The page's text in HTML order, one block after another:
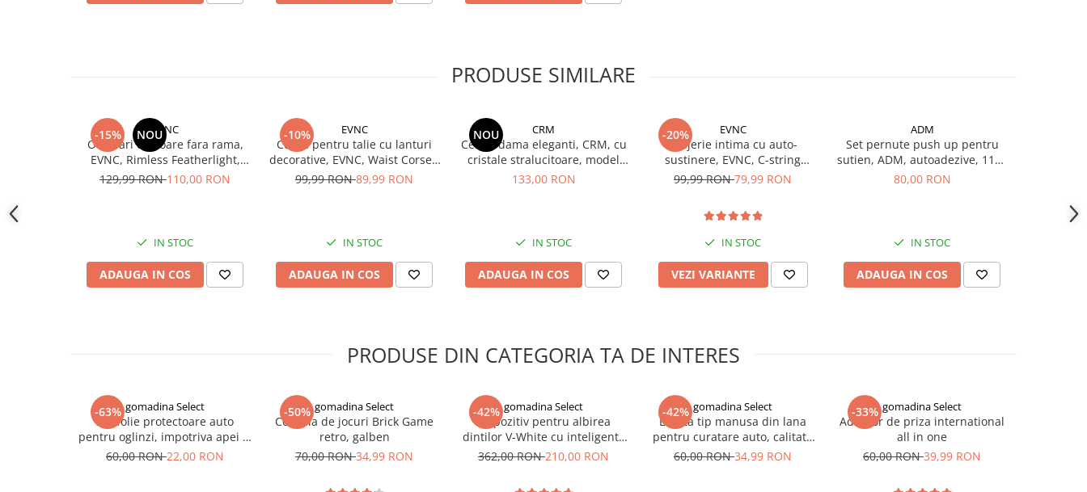
Accesorii finisare documente
Capsatoare documente
Consumabile laminare
Ghilotine & Trimmere
Produse digitale (download)
PRODUSE SIMILARE
-15% NOUEVNC
Ochelari de soare fara rama,
EVNC, Rimless Featherlight,
unisex
129,99 RON110,00 RON
IN STOC
ADAUGA IN COS
-10% EVNC
Curea pentru talie cu lanturi
decorative, EVNC, Waist Corset,
negru
99,99 RON89,99 RON
IN STOC
ADAUGA IN COS
NOU CRM
Cercei dama eleganti, CRM, cu
cristale stralucitoare, model
infinit, argintiu
133,00 RON
IN STOC
ADAUGA IN COS
-20% EVNC
Lenjerie intima cu auto-
sustinere, EVNC, C-string
Invisible, fara laterale
99,99 RON79,99 RON
IN STOC
VEZI VARIANTE
ADM
Set pernute push up pentru
sutien, ADM, autoadezive, 11x8
cm, nude
80,00 RON
IN STOC
ADAUGA IN COS
PRODUSE DIN CATEGORIA TA DE INTERES
-63% gomadina Select
Set folie protectoare auto
pentru oglinzi, impotriva apei si
aburului, Film Protect
60,00 RON22,00 RON
-50% gomadina Select
Consola de jocuri Brick Game
retro, galben
70,00 RON34,99 RON
-42% gomadina Select
Dispozitiv pentru albirea
dintilor V-White cu inteligenta
artificiala
362,00 RON210,00 RON
-42% gomadina Select
Laveta tip manusa din lana
pentru curatare auto, calitate
extra
60,00 RON34,99 RON
-33% gomadina Select
Adaptor de priza international
all in one
60,00 RON39,99 RON